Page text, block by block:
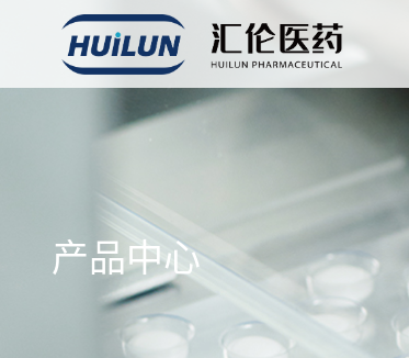
产品中心